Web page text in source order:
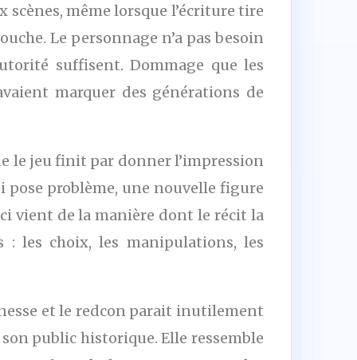
même lorsque l’écriture tire
Le personnage n’a pas besoin
suffisent. Dommage que les
marquer des générations de
le jeu finit par donner l’impression
pose problème, une nouvelle figure
vient de la manière dont le récit la
: les choix, les manipulations, les
et le redcon parait inutilement
public historique. Elle ressemble